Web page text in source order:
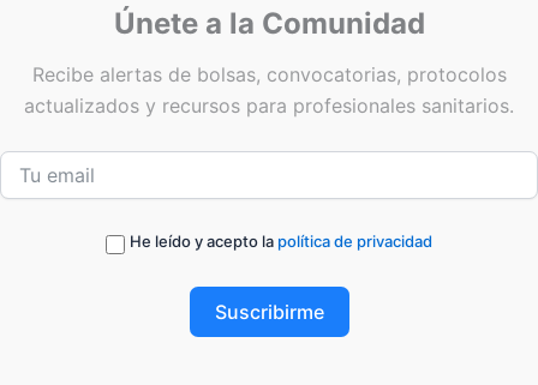
Únete a la Comunidad
Recibe alertas de bolsas, convocatorias, protocolos
actualizados y recursos para profesionales sanitarios.
He leído y acepto la política de privacidad
Suscribirme